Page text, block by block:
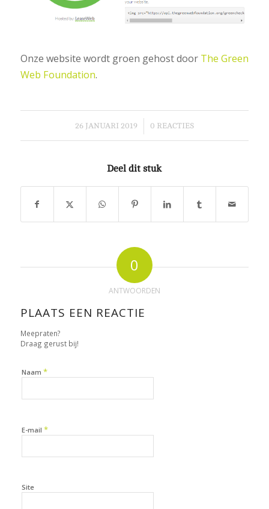
Onze website wordt groen gehost door The Green
Web Foundation.
26 JANUARI 2019
/ 0 REACTIES
Deel dit stuk
0
ANTWOORDEN
PLAATS EEN REACTIE
Meepraten?
Draag gerust bij!
Naam *
E-mail *
Site